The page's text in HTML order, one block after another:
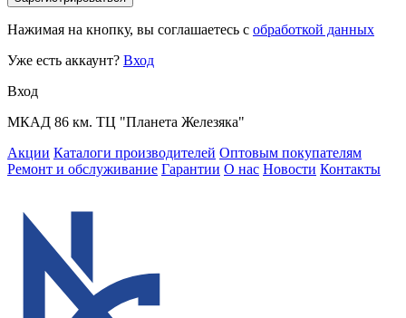
Нажимая на кнопку, вы соглашаетесь с обработкой данных
Уже есть аккаунт? Вход
Вход
МКАД 86 км. ТЦ "Планета Железяка"
Акции Каталоги производителей Оптовым покупателям
Ремонт и обслуживание Гарантии О нас Новости Контакты